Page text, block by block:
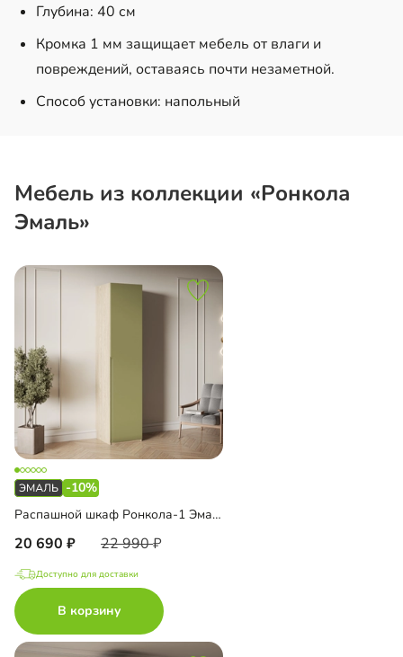
Глубина: 40 см
Кромка 1 мм защищает мебель от влаги и
повреждений, оставаясь почти незаметной.
Способ установки: напольный
Мебель из коллекции «Ронкола
Эмаль»
-10%
Распашной шкаф Ронкола-1 Эмаль
20 690 22 990
Доступно для доставки
В корзину